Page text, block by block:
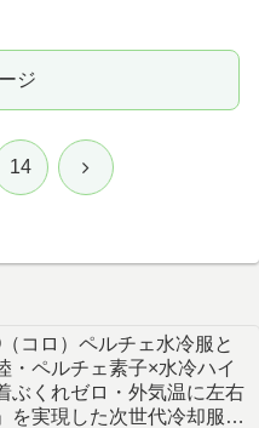
ジ
14 次
（コロ）ペルチェ水冷服と
・ペルチェ素子×水冷ハイ
ぶくれゼロ・外気温に左右
を実現した次世代冷却服を